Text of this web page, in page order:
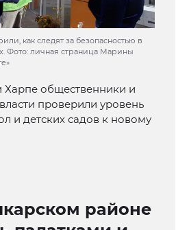
как следят за безопасностью в
Фото: личная страница Марины
Харпе общественники и
проверили уровень
и детских садов к новому
районе